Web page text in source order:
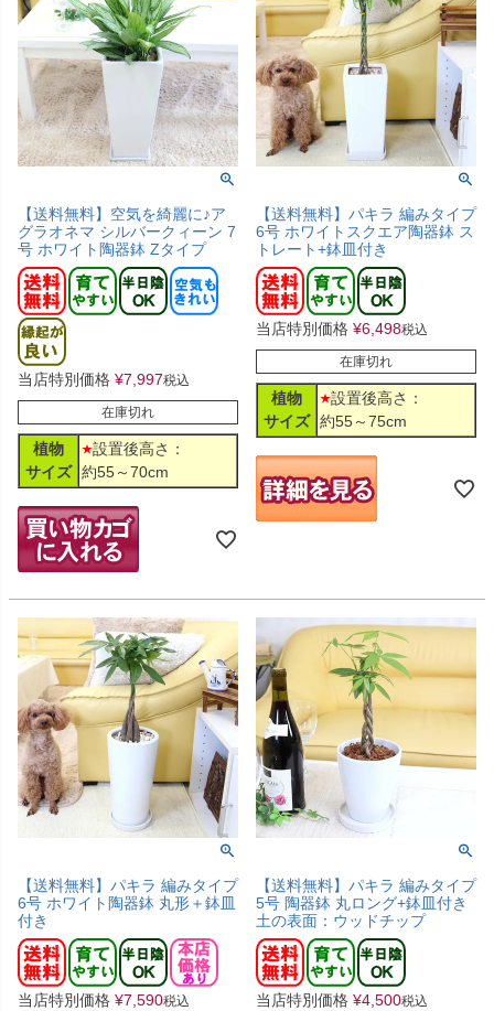
【送料無料】空気を綺麗に♪ア
グラオネマ シルバークィーン 7
号 ホワイト陶器鉢 Zタイプ
当店特別価格 ¥7,997税込
在庫切れ
植物
サイズ
設置後高さ：
約55～70cm
【送料無料】パキラ 編みタイプ
6号 ホワイトスクエア陶器鉢 ス
トレート+鉢皿付き
当店特別価格 ¥6,498税込
在庫切れ
植物
サイズ
設置後高さ：
約55～75cm
【送料無料】パキラ 編みタイプ
6号 ホワイト陶器鉢 丸形＋鉢皿
付き
当店特別価格 ¥7,590税込
【送料無料】パキラ 編みタイプ
5号 陶器鉢 丸ロング+鉢皿付き
土の表面：ウッドチップ
当店特別価格 ¥4,500税込